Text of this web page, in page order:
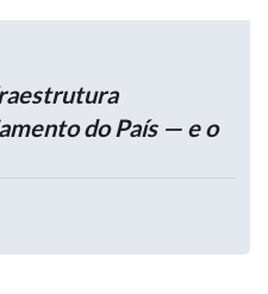
do País — e o